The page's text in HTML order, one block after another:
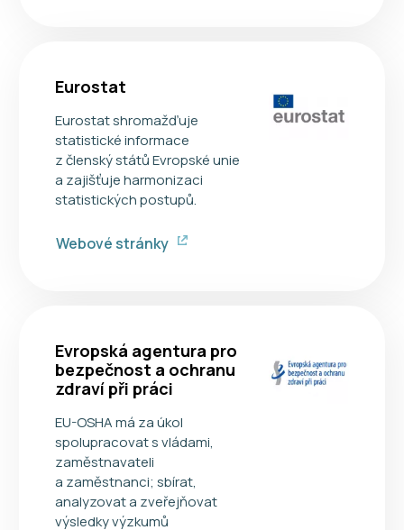
Eurostat
Eurostat shromažďuje
statistické informace
z členský států Evropské unie
a zajišťuje harmonizaci
statistických postupů.
Webové stránky
Evropská agentura pro
bezpečnost a ochranu
zdraví při práci
EU-OSHA má za úkol
spolupracovat s vládami,
zaměstnavateli
a zaměstnanci; sbírat,
analyzovat a zveřejňovat
výsledky výzkumů